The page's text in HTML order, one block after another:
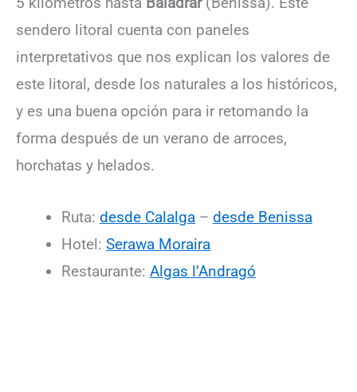
sendero litoral cuenta con paneles
interpretativos que nos explican los valores de
este litoral, desde los naturales a los históricos,
y es una buena opción para ir retomando la
forma después de un verano de arroces,
horchatas y helados.
Ruta: desde Calalga – desde Benissa
Hotel: Serawa Moraira
Restaurante: Algas l’Andragó